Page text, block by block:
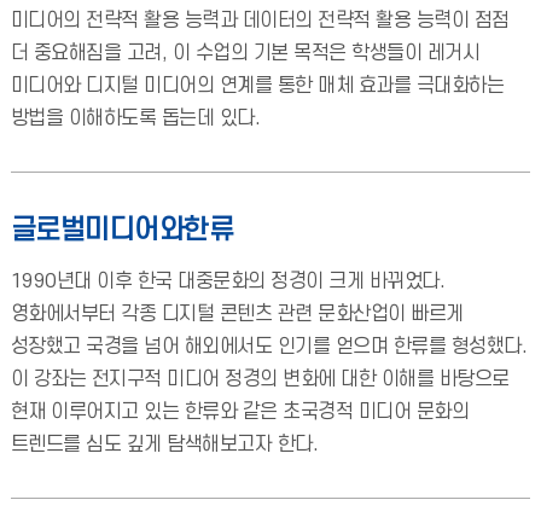
미디어의 전략적 활용 능력과 데이터의 전략적 활용 능력이 점점
더 중요해짐을 고려, 이 수업의 기본 목적은 학생들이 레거시
미디어와 디지털 미디어의 연계를 통한 매체 효과를 극대화하는
방법을 이해하도록 돕는데 있다.
글로벌미디어와한류
1990년대 이후 한국 대중문화의 정경이 크게 바뀌었다.
영화에서부터 각종 디지털 콘텐츠 관련 문화산업이 빠르게
성장했고 국경을 넘어 해외에서도 인기를 얻으며 한류를 형성했다.
이 강좌는 전지구적 미디어 정경의 변화에 대한 이해를 바탕으로
현재 이루어지고 있는 한류와 같은 초국경적 미디어 문화의
트렌드를 심도 깊게 탐색해보고자 한다.